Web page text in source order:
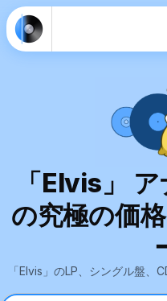
「Elvis」
の究極の価
「Elvis」のLP、シングル盤、